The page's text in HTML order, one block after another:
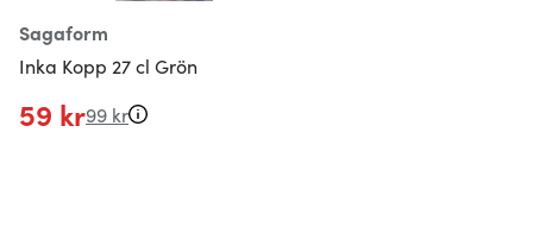
Sagaform
Inka Kopp 27 cl Grön
59 kr99 kr